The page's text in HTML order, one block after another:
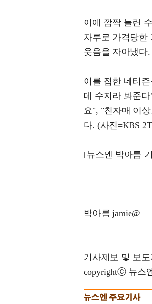
이에 깜짝 놀란
자루로 가격당한
웃음을 자아냈다.
이를 접한 네티
데 수지라 봐준
요", "친자매 이
다. (사진=KBS
[뉴스엔 박아름
박아름 jamie@
기사제보 및 보도
copyrightⓒ 뉴스